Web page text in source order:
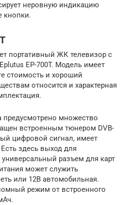
неровную индикацию
кнопки.
портативный ЖК телевизор с
EP-700T. Модель имеет
стоимость и хороший
относится и характерная
предусмотрено множество
встроенным тюнером DVB-
цифровой сигнал, имеет
здесь выход для
универсальный разъем для карт
может служить
или 12В автомобильная.
режим от встроенного